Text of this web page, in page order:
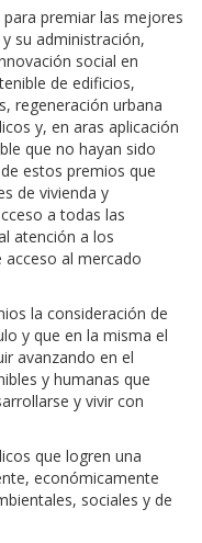
para premiar las mejores
su administración,
social en
de edificios,
regeneración urbana
y, en aras aplicación
que no hayan sido
estos premios que
de vivienda y
a todas las
atención a los
al mercado
la consideración de
y que en la misma el
avanzando en el
y humanas que
y vivir con
que logren una
económicamente
sociales y de